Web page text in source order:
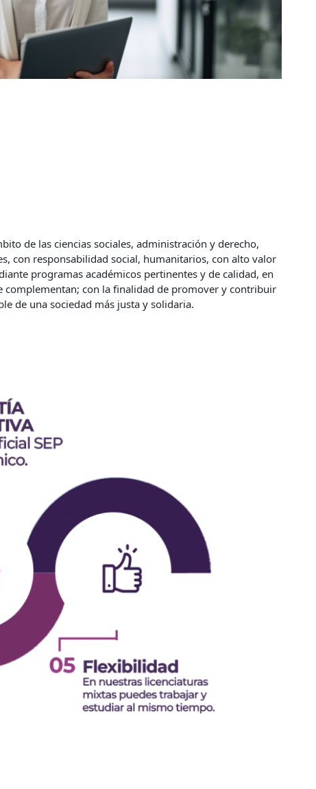
de las ciencias sociales, administración y derecho,
con responsabilidad social, humanitarios, con alto valor
programas académicos pertinentes y de calidad, en
complementan; con la finalidad de promover y contribuir
de una sociedad más justa y solidaria.